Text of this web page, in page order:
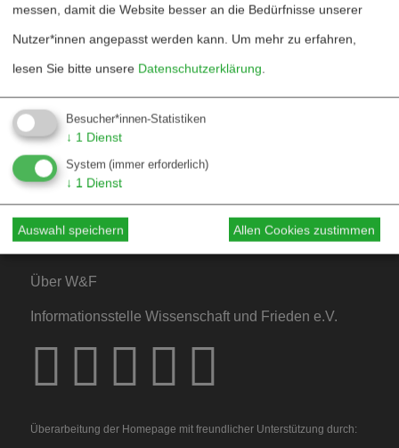
Fördern
Jubiläum 40 Jahre
Kontakt
Mediadaten
Hinweise für Autor*innen
Hinweise für Dossiers
Über W&F
Informationsstelle Wissenschaft und Frieden e.V.
Überarbeitung der Homepage mit freundlicher Unterstützung durch:
messen, damit die Website besser an die Bedürfnisse unserer
Nutzer*innen angepasst werden kann. Um mehr zu erfahren,
lesen Sie bitte unsere Datenschutzerklärung.
Besucher*innen-Statistiken
↓ 1 Dienst
System (immer erforderlich)
↓ 1 Dienst
Auswahl speichern Allen Cookies zustimmen